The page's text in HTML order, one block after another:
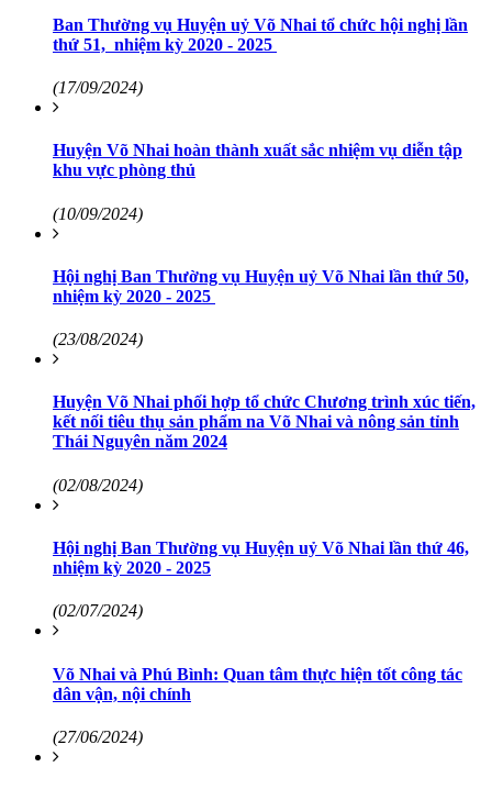
Ban Thường vụ Huyện uỷ Võ Nhai tổ chức hội nghị lần
thứ 51, nhiệm kỳ 2020 - 2025
(17/09/2024)
Huyện Võ Nhai hoàn thành xuất sắc nhiệm vụ diễn tập
khu vực phòng thủ
(10/09/2024)
Hội nghị Ban Thường vụ Huyện uỷ Võ Nhai lần thứ 50,
nhiệm kỳ 2020 - 2025
(23/08/2024)
Huyện Võ Nhai phối hợp tổ chức Chương trình xúc tiến,
kết nối tiêu thụ sản phẩm na Võ Nhai và nông sản tỉnh
Thái Nguyên năm 2024
(02/08/2024)
Hội nghị Ban Thường vụ Huyện uỷ Võ Nhai lần thứ 46,
nhiệm kỳ 2020 - 2025
(02/07/2024)
Võ Nhai và Phú Bình: Quan tâm thực hiện tốt công tác
dân vận, nội chính
(27/06/2024)